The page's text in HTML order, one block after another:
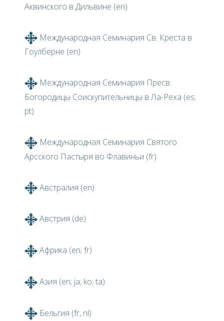
Аквинского в Дильвине (en)
Международная Семинария Св. Креста в
Гоулберне (en)
Международная Семинария Пресв.
Богородицы Соискупительницы в Ла-Реха (es;
pt)
Международная Семинария Святого
Арсского Пастыря во Флавиньи (fr)
Австралия (en)
Австрия (de)
Африка (en; fr)
Азия (en; ja; ko; ta)
Бельгия (fr, nl)